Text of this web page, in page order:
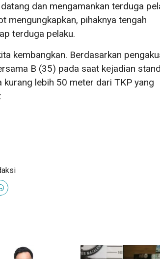
dan mengamankan terduga
mengungkapkan, pihaknya tengah
terduga pelaku.
kembangkan. Berdasarkan
B (35) pada saat kejadian
lebih 50 meter dari TKP yang